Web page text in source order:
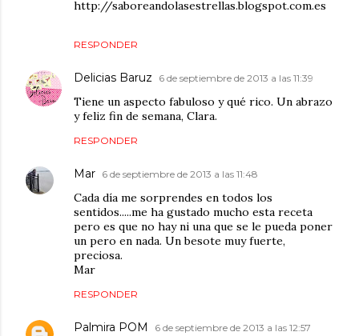
http://saboreandolasestrellas.blogspot.com.es
RESPONDER
Delicias Baruz 6 de septiembre de 2013 a las 11:39
Tiene un aspecto fabuloso y qué rico. Un abrazo
y feliz fin de semana, Clara.
RESPONDER
Mar 6 de septiembre de 2013 a las 11:48
Cada día me sorprendes en todos los
sentidos.....me ha gustado mucho esta receta
pero es que no hay ni una que se le pueda poner
un pero en nada. Un besote muy fuerte,
preciosa.
Mar
RESPONDER
Palmira POM 6 de septiembre de 2013 a las 12:57